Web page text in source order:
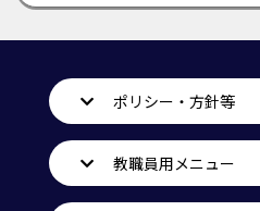
ポリシー・方針等
教職員用メニュー